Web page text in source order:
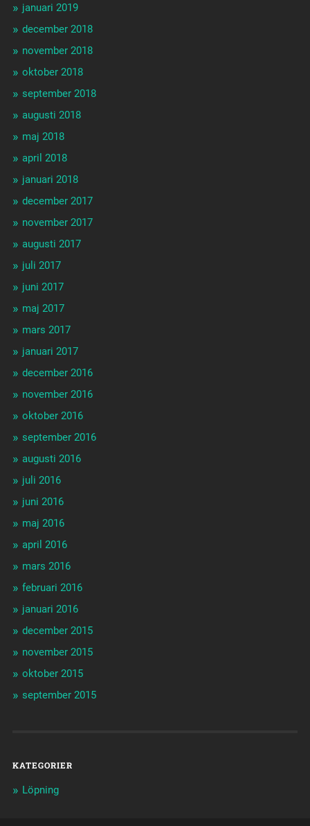
januari 2019
december 2018
november 2018
oktober 2018
september 2018
augusti 2018
maj 2018
april 2018
januari 2018
december 2017
november 2017
augusti 2017
juli 2017
juni 2017
maj 2017
mars 2017
januari 2017
december 2016
november 2016
oktober 2016
september 2016
augusti 2016
juli 2016
juni 2016
maj 2016
april 2016
mars 2016
februari 2016
januari 2016
december 2015
november 2015
oktober 2015
september 2015
KATEGORIER
Löpning